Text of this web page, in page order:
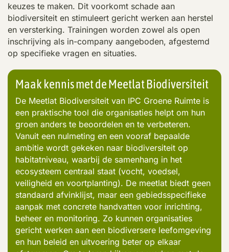
keuzes te maken. Dit voorkomt schade aan
biodiversiteit en stimuleert gericht werken aan herstel
en versterking. Trainingen worden zowel als open
inschrijving als in-company aangeboden, afgestemd
op specifieke vragen en situaties.
Maak kennis met de Meetlat Biodiversiteit
De Meetlat Biodiversiteit van IPC Groene Ruimte is
een praktische tool die organisaties helpt om hun
groen anders te beoordelen en te verbeteren.
Vanuit een nulmeting en een vooraf bepaalde
ambitie wordt gekeken naar biodiversiteit op
habitatniveau, waarbij de samenhang in het
ecosysteem centraal staat (vocht, voedsel,
veiligheid en voortplanting). De meetlat biedt geen
standaard afvinklijst, maar een gebiedsspecifieke
aanpak met concrete handvatten voor inrichting,
beheer en monitoring. Zo kunnen organisaties
gericht werken aan een biodiversere leefomgeving
en hun beleid en uitvoering beter op elkaar